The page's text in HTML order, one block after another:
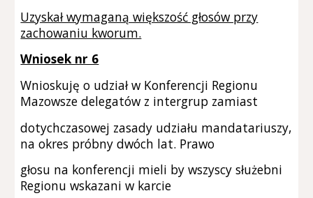
Uzyskał wymaganą większość głosów przy
zachowaniu kworum.
Wniosek nr 6
Wnioskuję o udział w Konferencji Regionu
Mazowsze delegatów z intergrup zamiast
dotychczasowej zasady udziału mandatariuszy,
na okres próbny dwóch lat. Prawo
głosu na konferencji mieli by wszyscy służebni
Regionu wskazani w karcie